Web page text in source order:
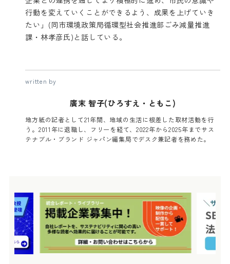
行動を変えていくことができるよう、成果を上げていき
たい」(同市環境政策局循環型社会推進部ごみ減量推進
課・林孝彦氏)と話している。
written by
廣末 智子(ひろすえ・ともこ)
地方紙の記者として21年間、地域の生活に根差した取材活動を行
う。2011年に退職し、フリーを経て、2022年から2025年までサス
テナブル・ブランド ジャパン編集局でデスク兼記者を務めた。